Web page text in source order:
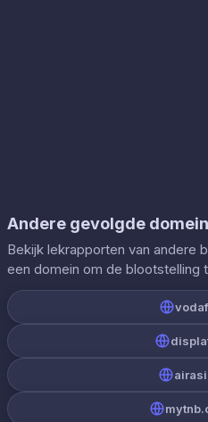
Andere gevolgde
Bekijk lekrapporten van andere
een domein om de blootstelling